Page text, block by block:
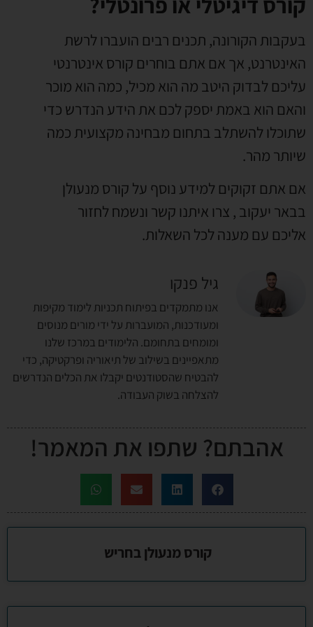
בעקבות הקורונה, תכנים רבים הועברו לרשת
האינטרנט, אך אם אתם בוחרים קורס אינטרנטי
עליכם לבדוק היטב מה הוא מכיל, כמה הוא מוכר
והאם הוא באמת יספק לכם את הידע הנדרש כדי
שתוכלו להשתלב בתחום מבחינה מקצועית כמה
שיותר מהר.
אם אתם זקוקים למידע נוסף על קורס מנעולן
בבאר יעקוב , צרו איתנו קשר ונשמח לחזור
אליכם עם מענה לכל השאלות.
גיל פנקו
אנו מתמקדים בפיתוח תכניות לימוד מקיפות
ומעודכנות, המועברות על ידי מורים מנוסים
ומומחים בתחומם. הלימודים במרכז שלנו
מתאפיינים בשילוב של תיאוריה ופרקטיקה, כדי
להבטיח שהסטודנטים יקבלו את הכלים הנדרשים
להצלחה בשוק העבודה.
אהבתם? שתפו את המאמר!
קורס מנעולן בחריש